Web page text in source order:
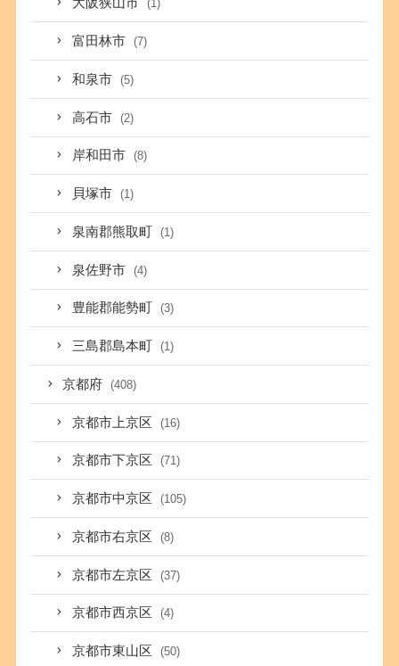
大阪狭山市 (1)
富田林市 (7)
和泉市 (5)
高石市 (2)
岸和田市 (8)
貝塚市 (1)
泉南郡熊取町 (1)
泉佐野市 (4)
豊能郡能勢町 (3)
三島郡島本町 (1)
京都府 (408)
京都市上京区 (16)
京都市下京区 (71)
京都市中京区 (105)
京都市右京区 (8)
京都市左京区 (37)
京都市西京区 (4)
京都市東山区 (50)